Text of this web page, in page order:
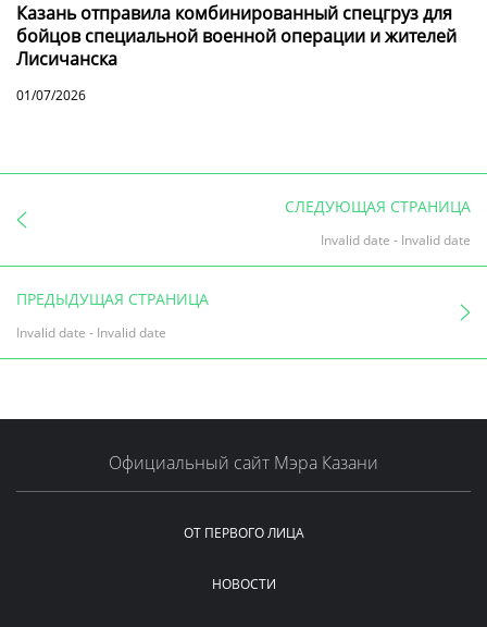
Казань отправила комбинированный спецгруз для
бойцов специальной военной операции и жителей
Лисичанска
01/07/2026
СЛЕДУЮЩАЯ СТРАНИЦА
Invalid date - Invalid date
ПРЕДЫДУЩАЯ СТРАНИЦА
Invalid date - Invalid date
Официальный сайт Мэра Казани
ОТ ПЕРВОГО ЛИЦА
НОВОСТИ